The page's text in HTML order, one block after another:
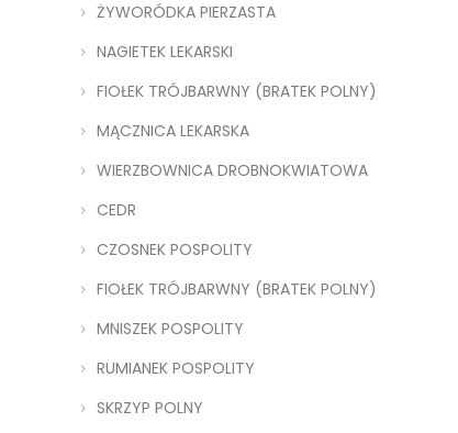
ŻYWORÓDKA PIERZASTA
NAGIETEK LEKARSKI
FIOŁEK TRÓJBARWNY (BRATEK POLNY)
MĄCZNICA LEKARSKA
WIERZBOWNICA DROBNOKWIATOWA
CEDR
CZOSNEK POSPOLITY
FIOŁEK TRÓJBARWNY (BRATEK POLNY)
MNISZEK POSPOLITY
RUMIANEK POSPOLITY
SKRZYP POLNY